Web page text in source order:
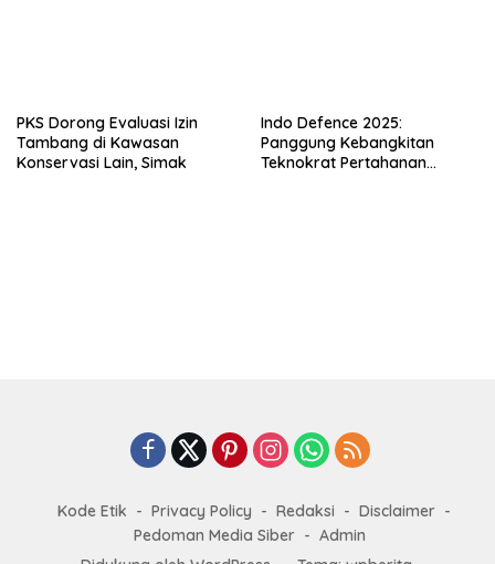
PKS Dorong Evaluasi Izin
Tambang di Kawasan
Konservasi Lain, Simak
Indo Defence 2025:
Panggung Kebangkitan
Teknokrat Pertahanan
Kode Etik Privacy Policy Redaksi
Disclaimer
Pedoman Media Siber
Admin